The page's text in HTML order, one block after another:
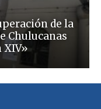
de la
Chulucanas
XIV»